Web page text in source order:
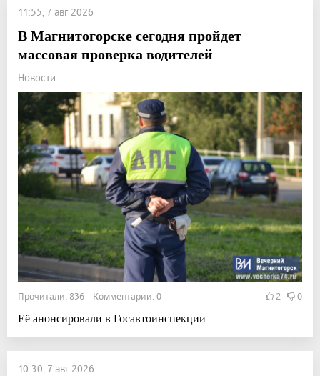
11:55, 7 авг 2026
В Магнитогорске сегодня пройдет
массовая проверка водителей
Новости
Прочитали: 836 Комментарии: 0 2 0
Её анонсировали в Госавтоинспекции
10:30, 7 авг 2026